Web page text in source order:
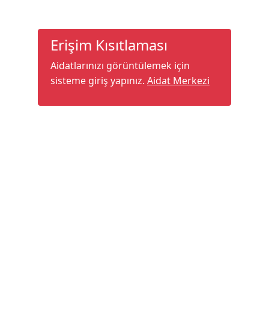
Erişim Kısıtlaması
Aidatlarınızı görüntülemek için
sisteme giriş yapınız. Aidat Merkezi